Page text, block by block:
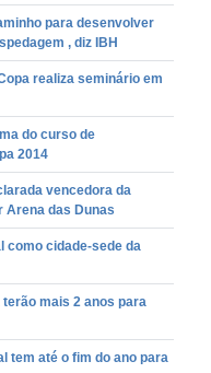
para desenvolver
, diz IBH
realiza seminário em
do curso de
2014
vencedora da
Arena das Dunas
como cidade-sede da
mais 2 anos para
tem até o fim do ano para